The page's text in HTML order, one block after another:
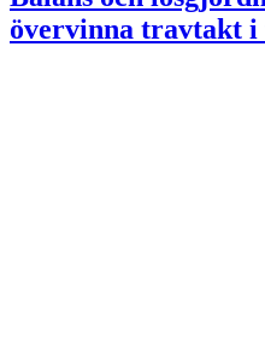
övervinna travtakt i